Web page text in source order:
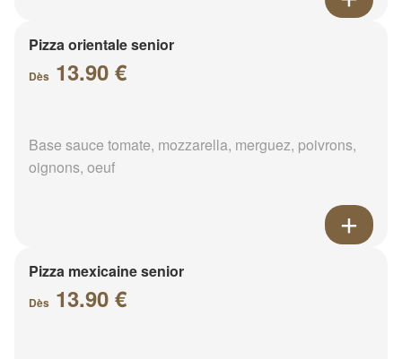
Pizza orientale senior
Dès 13.90 €
Base sauce tomate, mozzarella, merguez, poivrons,
oignons, oeuf
Pizza mexicaine senior
Dès 13.90 €